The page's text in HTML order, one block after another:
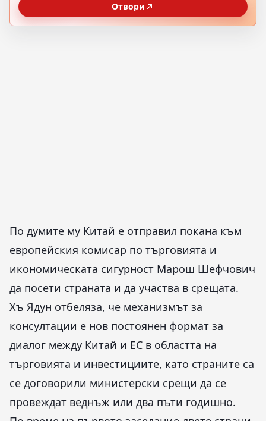
Отвори
По думите му Китай е отправил покана към
европейския комисар по търговията и
икономическата сигурност Марош Шефчович
да посети страната и да участва в срещата.
Хъ Ядун отбеляза, че механизмът за
консултации е нов постоянен формат за
диалог между Китай и ЕС в областта на
търговията и инвестициите, като страните са
се договорили министерски срещи да се
провеждат веднъж или два пъти годишно.